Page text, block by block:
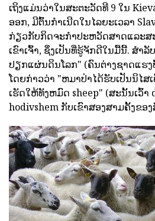
ເຖິງແມ່ນວ່າໃນສະຕະວັດທີ 9 ໃນ
ອອກ, ມີຕົ້ນກໍາເນີດໃນໄລຍະເວລາ
ກ່ຽວກັບກິດຈະກໍາປະຫວັດສາດແລະ
ເຂົາເຈົ້າ, ຊຶ່ງເປັນທີ່ຮູ້ຈັກດີໃນມື້ນີ້. ສໍາ
ປຽກແຜ່ນດິນໂລກ" (ຄົນຕ່າງຊາດແຮ
ໂດຍກ່າວວ່າ "ຫມາປ່າໄດ້ຮັບເປັນນິໄສ
ເຮັດໃຫ້ທັງຫມົດ sheep" (ສະນັ້ນເວົ້າ
hodivshem ກັບເຂົາສອງສາມຄັ້ງຂອ